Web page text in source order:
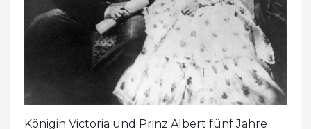
Königin Victoria und Prinz Albert fünf Jahre